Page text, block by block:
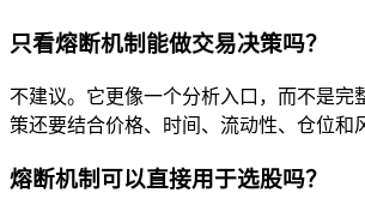
只看熔断机制能做交易决策吗？
不建议。它更像一个分析入口，而不是完
策还要结合价格、时间、流动性、仓位和
熔断机制可以直接用于选股吗？